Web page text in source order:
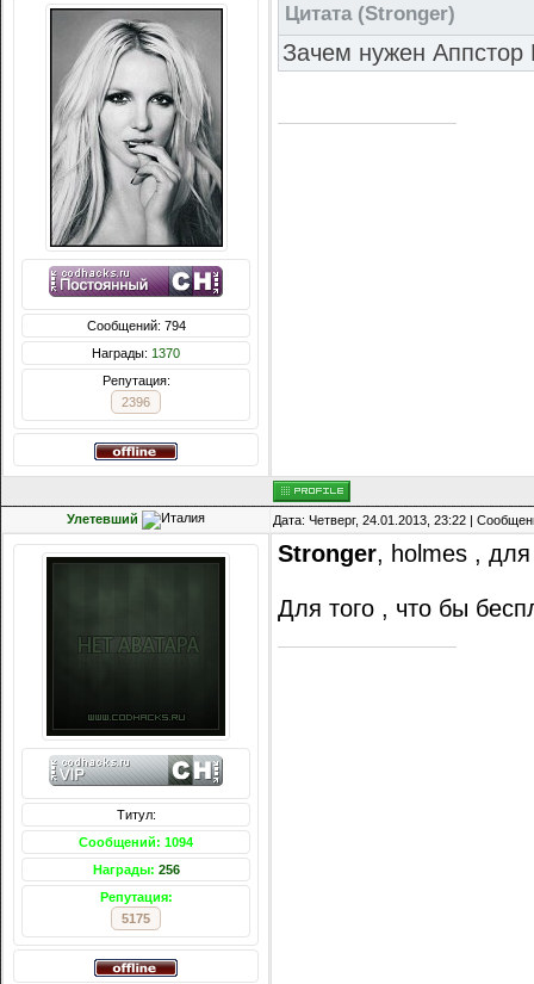
Сообщений: 794
Награды: 1370
Репутация:
2396
Цитата(Stronger)
Зачем нужен Аппстор
Улетевший Дата: Четверг, 24.01.2013, 23:22 |
Титул:
Сообщений: 1094
Награды: 256
Репутация:
5175
Stronger, holmes ,
Для того , что бы